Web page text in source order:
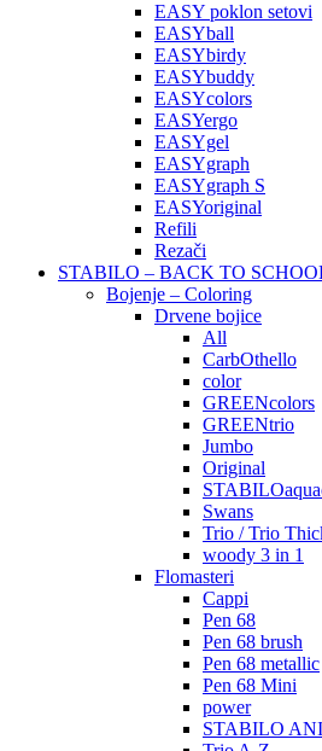
EASY poklon setovi
EASYball
EASYbirdy
EASYbuddy
EASYcolors
EASYergo
EASYgel
EASYgraph
EASYgraph S
EASYoriginal
Refili
Rezači
STABILO – BACK TO
Bojenje – Coloring
Drvene bojice
All
CarbOthello
color
GREENcolors
GREENtrio
Jumbo
Original
Swans
Trio / Trio
woody 3 in 1
Flomasteri
Cappi
Pen 68
Pen 68 brush
Pen 68 metallic
Pen 68 Mini
power
STABILO